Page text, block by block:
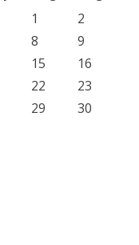
1
2
8
9
15
16
22
23
29
30